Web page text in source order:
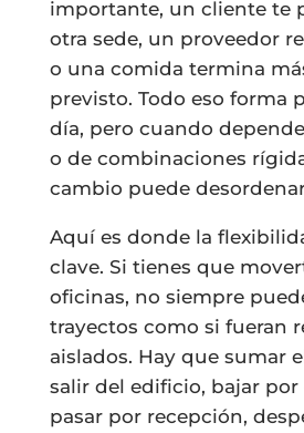
importante, un cliente te
otra sede, un proveedor
o una comida termina
previsto. Todo eso forma
día, pero cuando
o de combinaciones
cambio puede
Aquí es donde la
clave. Si tienes que
oficinas, no siempre
trayectos como si fueran
aislados. Hay que sumar
salir del edificio, bajar por
pasar por recepción,